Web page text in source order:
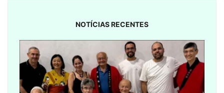
NOTÍCIAS RECENTES